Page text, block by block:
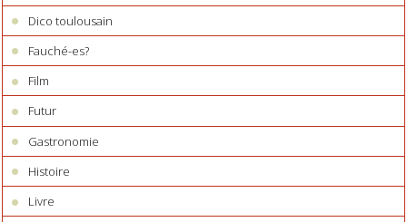
Dico toulousain
Fauché-es?
Film
Futur
Gastronomie
Histoire
Livre